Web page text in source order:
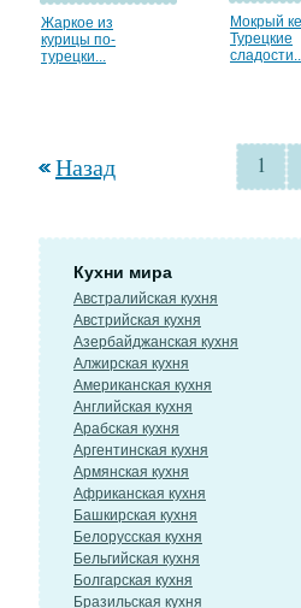
Жаркое из
курицы по-
турецки...
Мокрый
Турецкие
Назад 1
Кухни мира
Австралийская кухня
Австрийская кухня
Азербайджанская кухня
Алжирская кухня
Американская кухня
Английская кухня
Арабская кухня
Аргентинская кухня
Армянская кухня
Африканская кухня
Башкирская кухня
Белорусская кухня
Бельгийская кухня
Болгарская кухня
Бразильская кухня